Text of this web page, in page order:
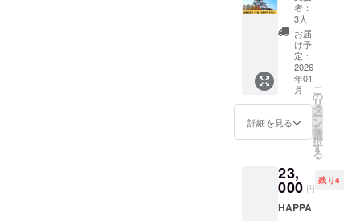
年2月発
送）
‐A5サイ
ズ ‐ハー
ドカ
バー ‐80
ページ
予定 ※
送料・
税込み
※ワーク
期限
2026年
※ワーク
（木）
10時半
から12
時半 ‐完
成した
HAPPA
NOTE（
ハッパ
ノー
しいた
しま
す。
‐A5サイ
ランチ
会に参
加でき
る権利
です。
日時：
2026年
2月5日
場所：
大阪市
内ホテ
ルにて
時間程
度 ※詳
細な時
間と場
者：
3人
お届
け予
定：
2026
年01
月
詳細を見る
こ
の
リ
タ
ー
ン
を
選
択
す
る
23,
000 円
残り4
HAPPA